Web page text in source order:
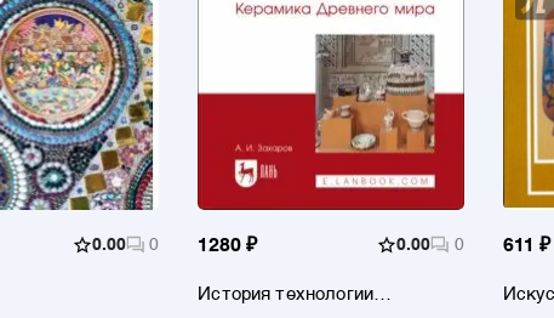
0.00 0 1280 ₽ 0.00 0
История технологии
611 ₽